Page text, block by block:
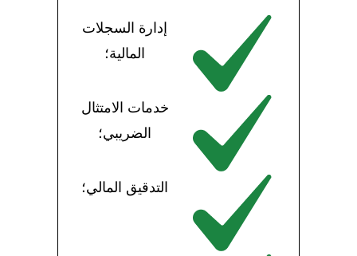
إدارة السجلات
المالية؛
خدمات الامتثال
الضريبي؛
التدقيق المالي؛